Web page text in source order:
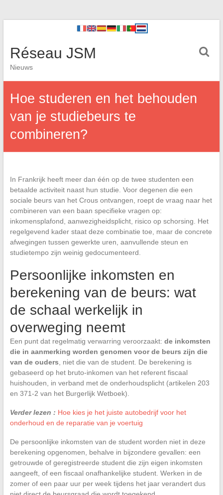
Réseau JSM
Nieuws
Hoe studeren en het behouden
van je studiebeurs te
combineren?
In Frankrijk heeft meer dan één op de twee studenten een
betaalde activiteit naast hun studie. Voor degenen die een
sociale beurs van het Crous ontvangen, roept de vraag naar het
combineren van een baan specifieke vragen op:
inkomensplafond, aanwezigheidsplicht, risico op schorsing. Het
regelgevend kader staat deze combinatie toe, maar de concrete
afwegingen tussen gewerkte uren, aanvullende steun en
studietempo zijn weinig gedocumenteerd.
Persoonlijke inkomsten en
berekening van de beurs: wat
de schaal werkelijk in
overweging neemt
Een punt dat regelmatig verwarring veroorzaakt: de inkomsten
die in aanmerking worden genomen voor de beurs zijn die
van de ouders , niet die van de student. De berekening is
gebaseerd op het bruto-inkomen van het referent fiscaal
huishouden, in verband met de onderhoudsplicht (artikelen 203
en 371-2 van het Burgerlijk Wetboek).
Verder lezen : Hoe kies je het juiste autobedrijf voor het
onderhoud en de reparatie van je voertuig
De persoonlijke inkomsten van de student worden niet in deze
berekening opgenomen, behalve in bijzondere gevallen: een
getrouwde of geregistreerde student die zijn eigen inkomsten
aangeeft, of een fiscaal onafhankelijke student. Werken in de
zomer of een paar uur per week tijdens het jaar verandert dus